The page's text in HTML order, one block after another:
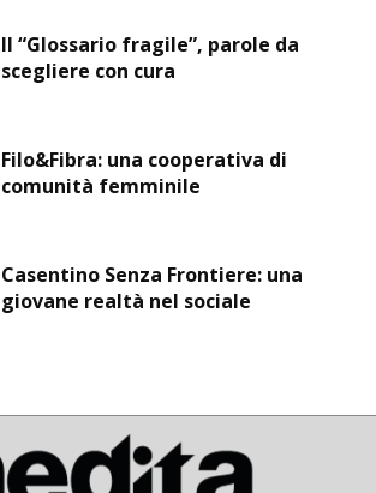
Il “Glossario fragile”, parole da
scegliere con cura
Filo&Fibra: una cooperativa di
comunità femminile
Casentino Senza Frontiere: una
giovane realtà nel sociale